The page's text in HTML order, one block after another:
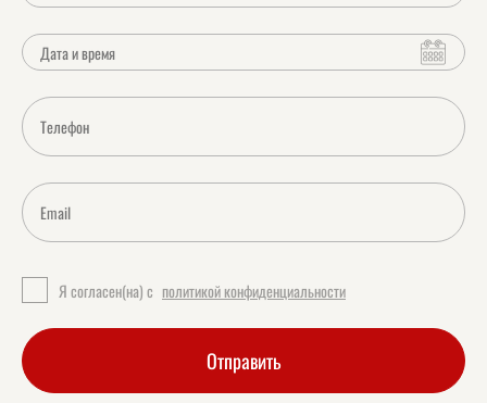
Я согласен(на) с политикой конфиденциальности
Отправить